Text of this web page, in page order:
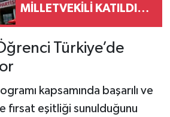
MİLLETVEKİLİ KATILDI?
geçen ve partide kalan
isim liste
Türkiye’de
kapsamında başarılı ve
fırsat eşitliği sunulduğunu